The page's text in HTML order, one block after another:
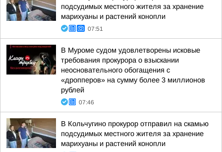
подсудимых местного жителя за хранение
марихуаны и растений конопли
07:51
В Муроме судом удовлетворены исковые
требования прокурора о взыскании
неосновательного обогащения с
«дропперов» на сумму более 3 миллионов
рублей
07:46
В Кольчугино прокурор отправил на скамью
подсудимых местного жителя за хранение
марихуаны и растений конопли